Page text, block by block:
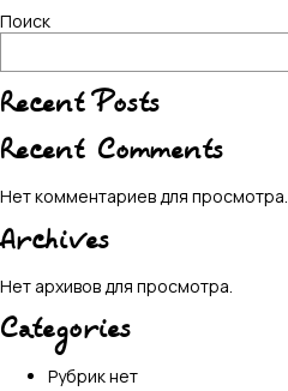
Поиск
Recent Posts
Recent Comments
Нет комментариев для просмотра.
Archives
Нет архивов для просмотра.
Categories
Рубрик нет